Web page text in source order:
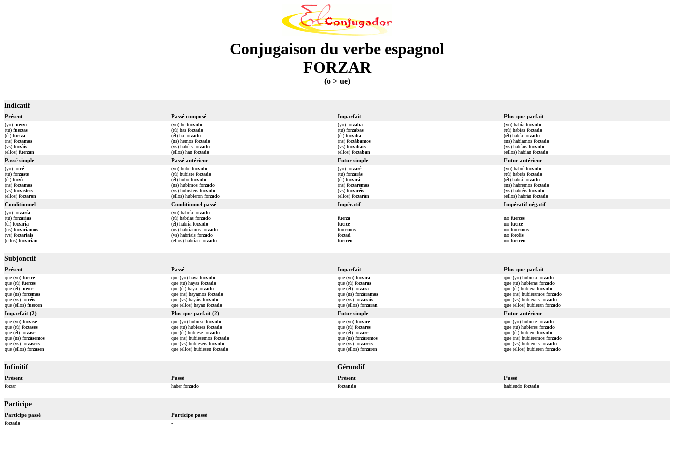
Conjugaison du verbe espagnol
FORZAR
(o > ue)
Indicatif
Présent Passé composé Imparfait Plus-que-parfait
(yo) fuerzo
(tú) fuerzas
(él) fuerza
(ns) forzamos
(vs) forzáis
(ellos) fuerzan
(yo) he forzado
(tú) has forzado
(él) ha forzado
(ns) hemos forzado
(vs) habéis forzado
(ellos) han forzado
(yo) forzaba
(tú) forzabas
(él) forzaba
(ns) forzábamos
(vs) forzabais
(ellos) forzaban
(yo) había forzado
(tú) habías forzado
(él) había forzado
(ns) habíamos forzado
(vs) habíais forzado
(ellos) habían forzado
Passé simple Passé antérieur Futur simple Futur antérieur
(yo) forcé
(tú) forzaste
(él) forzó
(ns) forzamos
(vs) forzasteis
(ellos) forzaron
(yo) hube forzado
(tú) hubiste forzado
(él) hubo forzado
(ns) hubimos forzado
(vs) hubisteis forzado
(ellos) hubieron forzado
(yo) forzaré
(tú) forzarás
(él) forzará
(ns) forzaremos
(vs) forzaréis
(ellos) forzarán
(yo) habré forzado
(tú) habrás forzado
(él) habrá forzado
(ns) habremos forzado
(vs) habréis forzado
(ellos) habrán forzado
Conditionnel Conditionnel passé Impératif Impératif négatif
(yo) forzaría
(tú) forzarías
(él) forzaría
(ns) forzaríamos
(vs) forzaríais
(ellos) forzarían
(yo) habría forzado
(tú) habrías forzado
(él) habría forzado
(ns) habríamos forzado
(vs) habríais forzado
(ellos) habrían forzado
-
fuerza
fuerce
forcemos
forzad
fuercen
-
no fuerces
no fuerce
no forcemos
no forcéis
no fuercen
Subjonctif
Présent Passé Imparfait Plus-que-parfait
que (yo) fuerce
que (tú) fuerces
que (él) fuerce
que (ns) forcemos
que (vs) forcéis
que (ellos) fuercen
que (yo) haya forzado
que (tú) hayas forzado
que (él) haya forzado
que (ns) hayamos forzado
que (vs) hayáis forzado
que (ellos) hayan forzado
que (yo) forzara
que (tú) forzaras
que (él) forzara
que (ns) forzáramos
que (vs) forzarais
que (ellos) forzaran
que (yo) hubiera forzado
que (tú) hubieras forzado
que (él) hubiera forzado
que (ns) hubiéramos forzado
que (vs) hubierais forzado
que (ellos) hubieran forzado
Imparfait (2) Plus-que-parfait (2) Futur simple Futur antérieur
que (yo) forzase
que (tú) forzases
que (él) forzase
que (ns) forzásemos
que (vs) forzaseis
que (ellos) forzasen
que (yo) hubiese forzado
que (tú) hubieses forzado
que (él) hubiese forzado
que (ns) hubiésemos forzado
que (vs) hubieseis forzado
que (ellos) hubiesen forzado
que (yo) forzare
que (tú) forzares
que (él) forzare
que (ns) forzáremos
que (vs) forzareis
que (ellos) forzaren
que (yo) hubiere forzado
que (tú) hubieres forzado
que (él) hubiere forzado
que (ns) hubiéremos forzado
que (vs) hubiereis forzado
que (ellos) hubieren forzado
Infinitif Gérondif
Présent Passé Présent Passé
forzar haber forzado forzando habiendo forzado
Participe
Participe passé Participe passé
forzado -